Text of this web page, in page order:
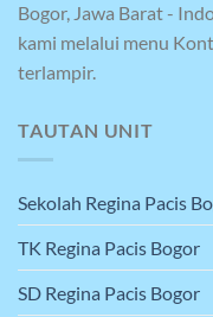
Bogor, Jawa Barat -
kami melalui menu
terlampir.
TAUTAN UNIT
Sekolah Regina Pacis
TK Regina Pacis Bogor
SD Regina Pacis Bogor